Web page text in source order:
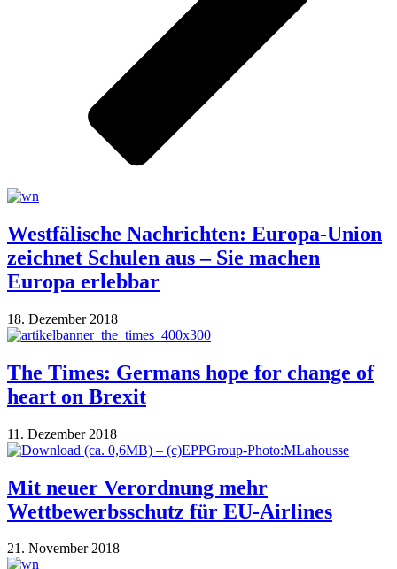
Westfälische Nachrichten: Europa-Union
zeichnet Schulen aus – Sie machen
Europa erlebbar
18. Dezember 2018
The Times: Germans hope for change of
heart on Brexit
11. Dezember 2018
Mit neuer Verordnung mehr
Wettbewerbsschutz für EU-Airlines
21. November 2018